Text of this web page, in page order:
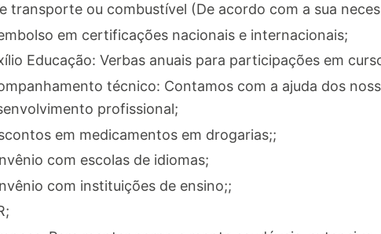
transporte ou combustível (De acordo com a sua
em certificações nacionais e internacionais;
Educação: Verbas anuais para participações em
técnico: Contamos com a ajuda dos
profissional;
em medicamentos em drogarias;;
com escolas de idiomas;
com instituições de ensino;;